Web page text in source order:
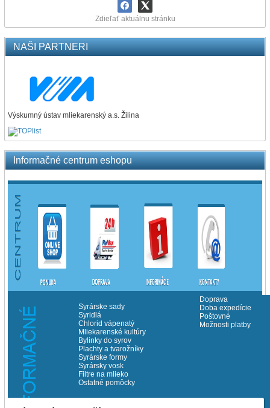
Zdieľať aktuálnu stránku
NAŠI PARTNERI
Výskumný ústav mliekarenský a.s. Žilina
Informačné centrum eshopu
Syrárske sady
Syridlá
Chlorid vápenatý
Mliekarenské kultúry
Bylinky do syrov
Plachty a tvarožníky
Syrárske formy
Syrársky vosk
Filtre na mlieko
Ostatné pomôcky
Doprava
Doba expedície
Poštovné
Možnosti platby